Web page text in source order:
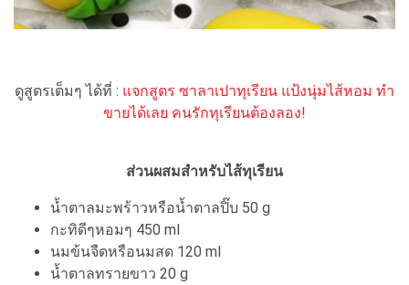
ดูสูตรเต็มๆ ได้ที่ : แจกสูตร ซาลาเปาทุเรียน แป้งนุ่มไส้หอม ทำ
ขายได้เลย คนรักทุเรียนต้องลอง!
ส่วนผสมสำหรับไส้ทุเรียน
น้ำตาลมะพร้าวหรือน้ำตาลปิ๊บ 50 g
กะทิดีๆหอมๆ 450 ml
นมข้นจืดหรือนมสด 120 ml
น้ำตาลทรายขาว 20 g